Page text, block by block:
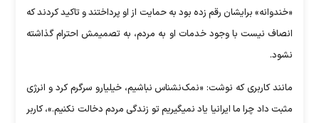
«خندوانه» برایشان رقم زده بود به حمایت از او پرداختند و تاکید کردند که
انصاف نیست با وجود خدمات او به مردم، به تصمیمش احترام گذاشته
نشود.
مانند کاربری که نوشت: «نمک‌نشناس نباشیم، خیلیارو سرگرم کرد و انرژی
مثبت داد چرا ما ایرانیا یاد نمیگیریم تو زندگی مردم دخالت نکنیم.»، کاربر